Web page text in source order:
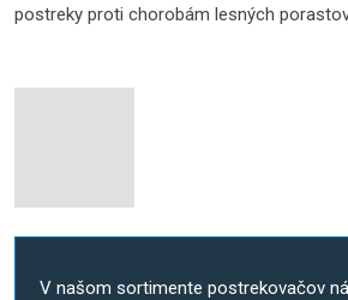
postreky proti chorobám lesných
V našom sortimente postrekovačov